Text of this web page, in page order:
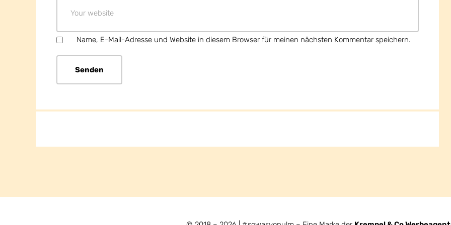
Name, E-Mail-Adresse und Website in diesem Browser für meinen nächsten Kommentar speichern.